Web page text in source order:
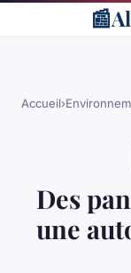
📰
Accueil›
Des
une